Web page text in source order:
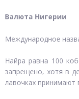
Валюта Нигерии
Международное
Найра равна 100
запрещено, хотя в
лавочках принимают